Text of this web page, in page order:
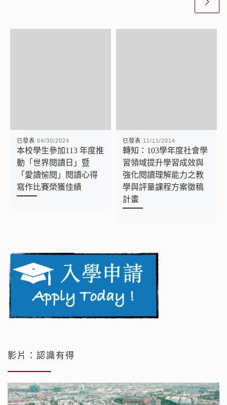
已發表 04/30/2024
本校學生參加113 年度推
動「世界閱讀日」暨
「愛讀愉閱」閱讀心得
寫作比賽榮獲佳績
已發表 11/11/2014
轉知：103學年度社會學
習領域提升學習成效與
強化閱讀理解能力之教
學與評量課程方案徵稿
計畫
影片：認識有得
視
訊